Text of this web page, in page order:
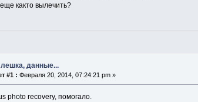
както вылечить?
данные...
#1 : Февраля 20, 2014, 07:24:21 pm »
photo recovery, помогало.